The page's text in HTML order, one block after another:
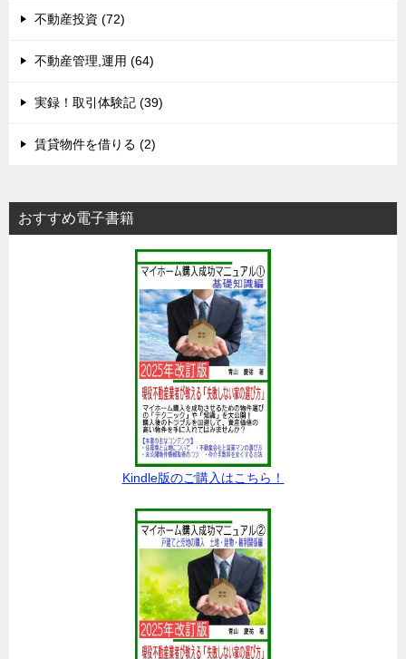
不動産投資 (72)
不動産管理,運用 (64)
実録！取引体験記 (39)
賃貸物件を借りる (2)
おすすめ電子書籍
Kindle版のご購入はこちら！